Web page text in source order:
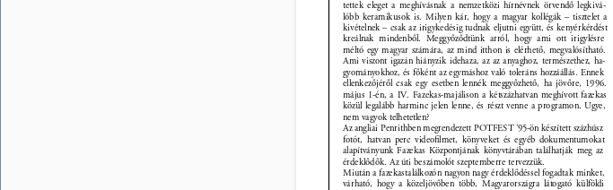
tettek eleget a meghívásnak a nemzetközi hírnévnek örvendő legkivá-
lóbb keramikusok is. Milyen kár, hogy a magyar kollégák – tisztelet a
kivételnek – csak az irigykedésig tudnak eljutni együtt, és kenyérkérdést
kreálnak mindenből. Meggyőződtünk arról, hogy ami ott irigylésre
méltó egy magyar számára, az mind itthon is elérhető, megvalósítható.
Ami viszont igazán hiányzik idehaza, az az anyaghoz, természethez, ha-
gyományokhoz, és főként az egymáshoz való toleráns hozzáállás. Ennek
ellenkezőjéről csak egy esetben lennék meggyőzhető, ha jövőre, 1996.
május 1-én, a IV. Fazekas-majálison a kétszázhatvan meghívott fazekas
közül legalább harminc jelen lenne, és részt venne a programon. Ugye,
nem vagyok telhetetlen?
Az angliai Penrithben megrendezett POTFEST ’95-ön készített százhúsz
fotót, hatvan perc videoﬁlmet, könyveket és egyéb dokumentumokat
alapítványunk Fazekas Központjának könyvtárában találhatják meg az
érdeklődők. Az úti beszámolót szeptemberre tervezzük.
Miután a fazekastalálkozón nagyon nagy érdeklődéssel fogadtak minket,
várható, hogy a közeljövőben több, Magyarországra látogató külföldi